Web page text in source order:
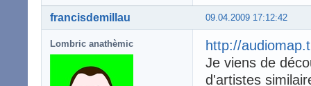
09.04.2009 17:12:42
francisdemillau
Lombric anathèmic
http://
Je viens de
d'artistes